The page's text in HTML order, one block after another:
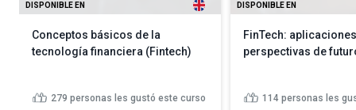
DISPONIBLE EN
Conceptos básicos de la
tecnología financiera (Fintech)
279 personas les gustó este curso
DISPONIBLE EN
FinTech:
perspectivas de
114 personas les